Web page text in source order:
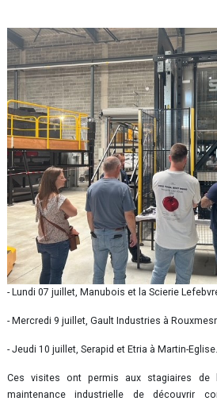
- Lundi 07 juillet, Manubois et la Scierie
- Mercredi 9 juillet, Gault Industries à
- Jeudi 10 juillet, Serapid et Etria à Martin-Eglise.
Ces visites ont permis aux stagiaires de
maintenance industrielle de découvrir